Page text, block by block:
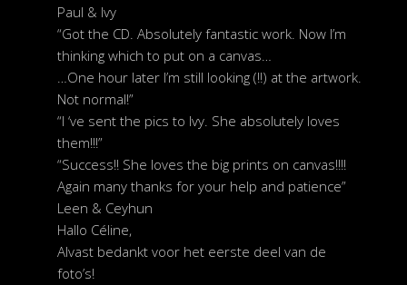
Paul & Ivy
“Got the CD. Absolutely fantastic work. Now I’m
thinking which to put on a canvas…
…One hour later I’m still looking (!!) at the artwork.
Not normal!”
“I ‘ve sent the pics to Ivy. She absolutely loves
them!!!”
“Success!! She loves the big prints on canvas!!!!
Again many thanks for your help and patience”
Leen & Ceyhun
Hallo Céline,
Alvast bedankt voor het eerste deel van de
foto’s!